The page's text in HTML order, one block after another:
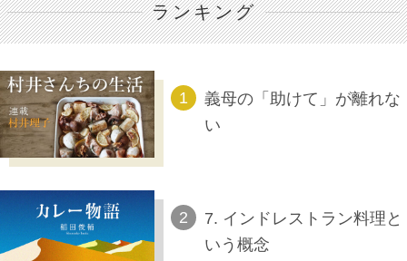
ランキング
義母の「助けて」が離れな
い
7. インドレストラン料理と
いう概念